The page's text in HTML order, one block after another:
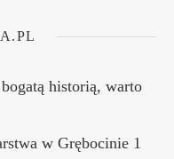
historią, warto
w Grębocinie 1